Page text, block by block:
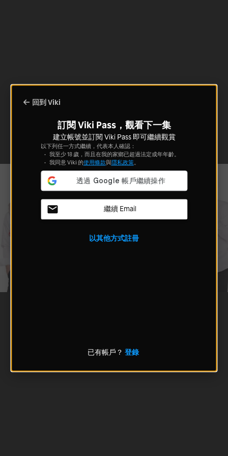
回到 Viki
訂閱 Viki Pass，觀看下一集
建立帳號並訂閱 Viki Pass 即可繼續觀賞
以下列任一方式繼續，代表本人確認：
我至少 18 歲，而且在我的家鄉已超過法定成年年齡。
我同意 Viki 的使用條款與隱私政策。
繼續 Email
以其他方式註冊
已有帳戶？ 登錄